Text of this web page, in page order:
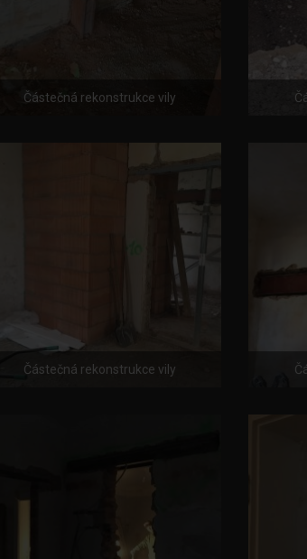
Částečná rekonstrukce vily
Částečná rekonstrukce vily